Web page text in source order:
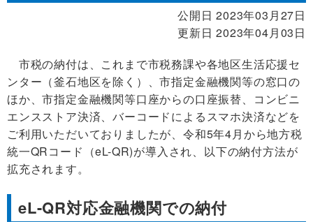
公開日 2023年03月27日
更新日 2023年04月03日
市税の納付は、これまで市税務課や各地区生活応援セ
ンター（釜石地区を除く）、市指定金融機関等の窓口の
ほか、市指定金融機関等口座からの口座振替、コンビニ
エンスストア決済、バーコードによるスマホ決済などを
ご利用いただいておりましたが、令和5年4月から地方税
統一QRコード（eL-QR)が導入され、以下の納付方法が
拡充されます。
eL-QR対応金融機関での納付